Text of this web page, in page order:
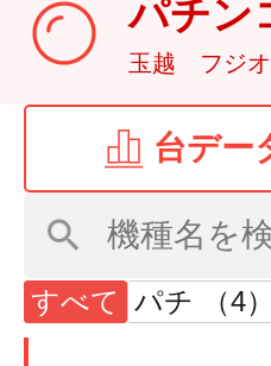
パチン
玉越 フジ
台デー
すべて パチ （4）